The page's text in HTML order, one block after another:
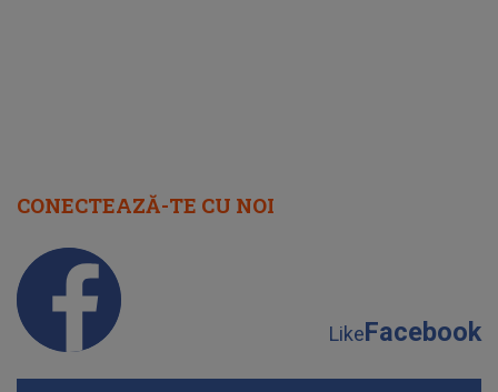
CONECTEAZĂ-TE CU NOI
LikeFacebook